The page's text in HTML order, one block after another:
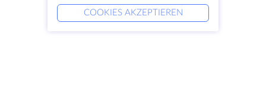
COOKIES AKZEPTIEREN